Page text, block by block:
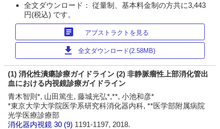
全文ダウンロード： 従量制、基本料金制の方共に3,443
円(税込) です。
article アブストラクトを見る
download 全文ダウンロード(2.58MB)
(1) 消化性潰瘍診療ガイドライン (2) 非静脈瘤性上部消化管出
血における内視鏡診療ガイドライン
青木智則*, 山田篤生, 藤城光弘*,**, 小池和彦*
*東京大学大学院医学系研究科消化器内科, **医学部附属病院
光学医療診療部
消化器内視鏡 30 (9) 1191-1197, 2018.